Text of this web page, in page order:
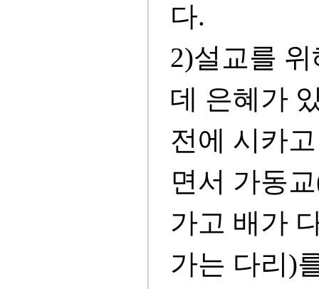
다.
2)설교를
데 은혜가
전에 시카
면서 가동
가고 배가
가는 다리)